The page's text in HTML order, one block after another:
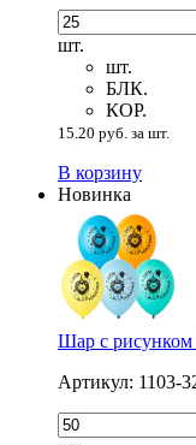
шт.
шт.
БЛК.
КОР.
15.20 руб. за шт.
В корзину
Новинка
Шар с
Артикул: 1103-